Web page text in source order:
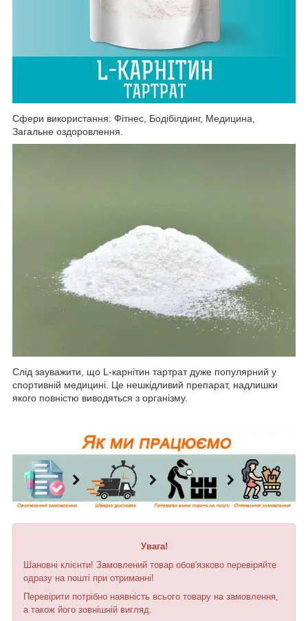
Сфери використання: Фітнес, Бодібілдинг, Медицина,
Загальне оздоровлення.
Слід зауважити, що L-карнітин тартрат дуже популярний у
спортивній медицині. Це нешкідливий препарат, надлишки
якого повністю виводяться з організму.
Увага!
Шановні клієнти! Замовлений товар обов'язково перевіряйте
одразу на пошті при отриманні!
Перевірити потрібно наявність всього товару на замовлення,
а також його зовнішній вигляд.